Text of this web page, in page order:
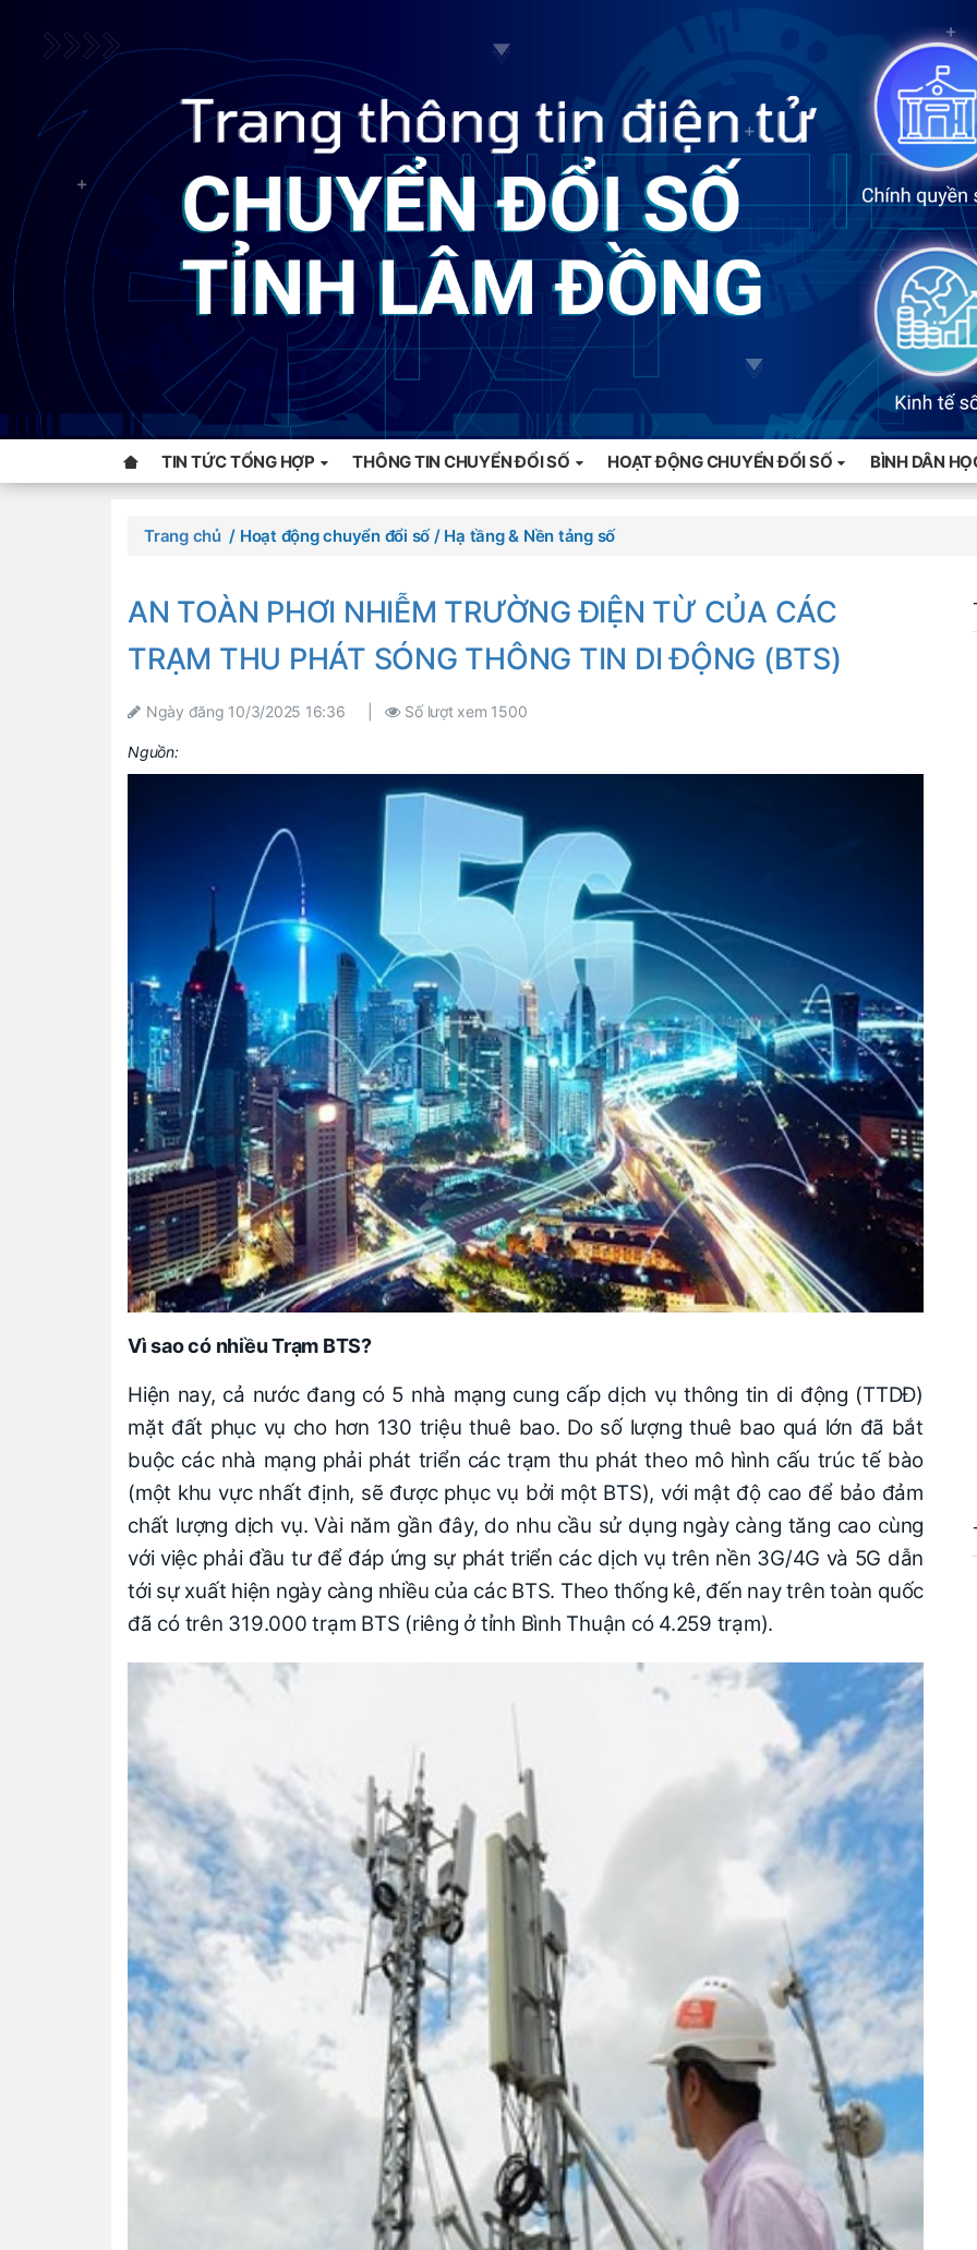
TIN TỨC TỔNG HỢP THÔNG TIN CHUYỂN ĐỔI SỐ HOẠT ĐỘNG CHUYỂN ĐỔI SỐ BÌNH DÂN
Trang chủ / Hoạt động chuyển đổi số/ Hạ tầng & Nền tảng số
AN TOÀN PHƠI NHIỄM TRƯỜNG ĐIỆN TỪ CỦA CÁC
TRẠM THU PHÁT SÓNG THÔNG TIN DI ĐỘNG (BTS)
Ngày đăng 10/3/2025 16:36 Số lượt xem 1500
Nguồn:
Vì sao có nhiều Trạm BTS?
Hiện nay, cả nước đang có 5 nhà mạng cung cấp dịch vụ thông tin di động (TTDĐ)
mặt đất phục vụ cho hơn 130 triệu thuê bao. Do số lượng thuê bao quá lớn đã bắt
buộc các nhà mạng phải phát triển các trạm thu phát theo mô hình cấu trúc tế bào
(một khu vực nhất định, sẽ được phục vụ bởi một BTS), với mật độ cao để bảo đảm
chất lượng dịch vụ. Vài năm gần đây, do nhu cầu sử dụng ngày càng tăng cao cùng
với việc phải đầu tư để đáp ứng sự phát triển các dịch vụ trên nền 3G/4G và 5G dẫn
tới sự xuất hiện ngày càng nhiều của các BTS. Theo thống kê, đến nay trên toàn quốc
đã có trên 319.000 trạm BTS (riêng ở tỉnh Bình Thuận có 4.259 trạm).